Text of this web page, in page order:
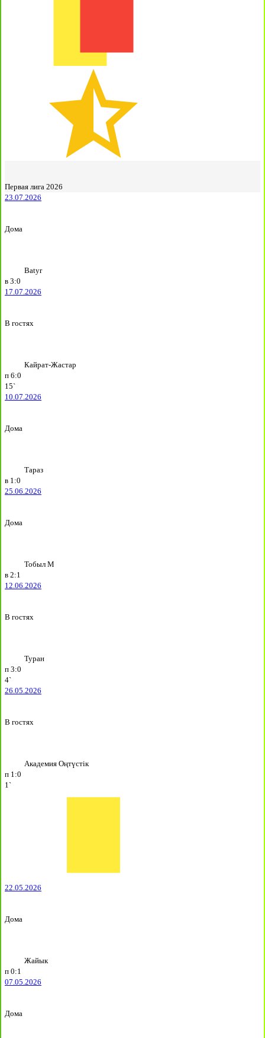
Первая лига 2026
23.07.2026
Дома
Batyr
в 3:0
17.07.2026
В гостях
Кайрат-Жастар
п 6:0
15`
10.07.2026
Дома
Тараз
в 1:0
25.06.2026
Дома
Тобыл М
в 2:1
12.06.2026
В гостях
Туран
п 3:0
4`
26.05.2026
В гостях
Академия Оңтүстік
п 1:0
1`
22.05.2026
Дома
Жайык
п 0:1
07.05.2026
Дома